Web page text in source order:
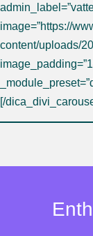
image=”https://
content/uploads/
[/